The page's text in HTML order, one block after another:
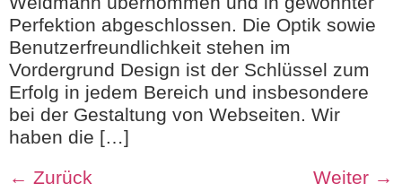
Perfektion abgeschlossen. Die Optik sowie
Benutzerfreundlichkeit stehen im
Vordergrund Design ist der Schlüssel zum
Erfolg in jedem Bereich und insbesondere
bei der Gestaltung von Webseiten. Wir
haben die […]
← Zurück Weiter →